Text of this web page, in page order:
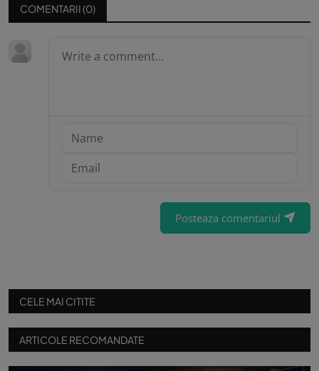
COMENTARII (0)
Posteaza comentariul
CELE MAI CITITE
ARTICOLE RECOMANDATE